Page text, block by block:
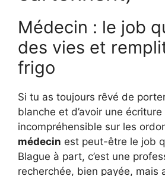
Médecin : le job
des vies et
frigo
Si tu as toujours rêvé de
blanche et d’avoir une écriture
incompréhensible sur les
médecin est peut-être le job
Blague à part, c’est une
recherchée, bien payée, mais